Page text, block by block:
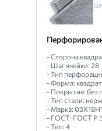
- Сторона
- Шаг ячейки: 28
- Тип
- Форма:
- Покрытие: без
- Тип стали:
- Марка:
- ГОСТ: ГОСТ Р
- Тип: 4